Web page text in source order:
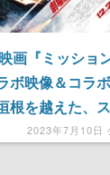
画『ミッショ
ボ映像＆コラ
根を越えた、
2023年7月10日